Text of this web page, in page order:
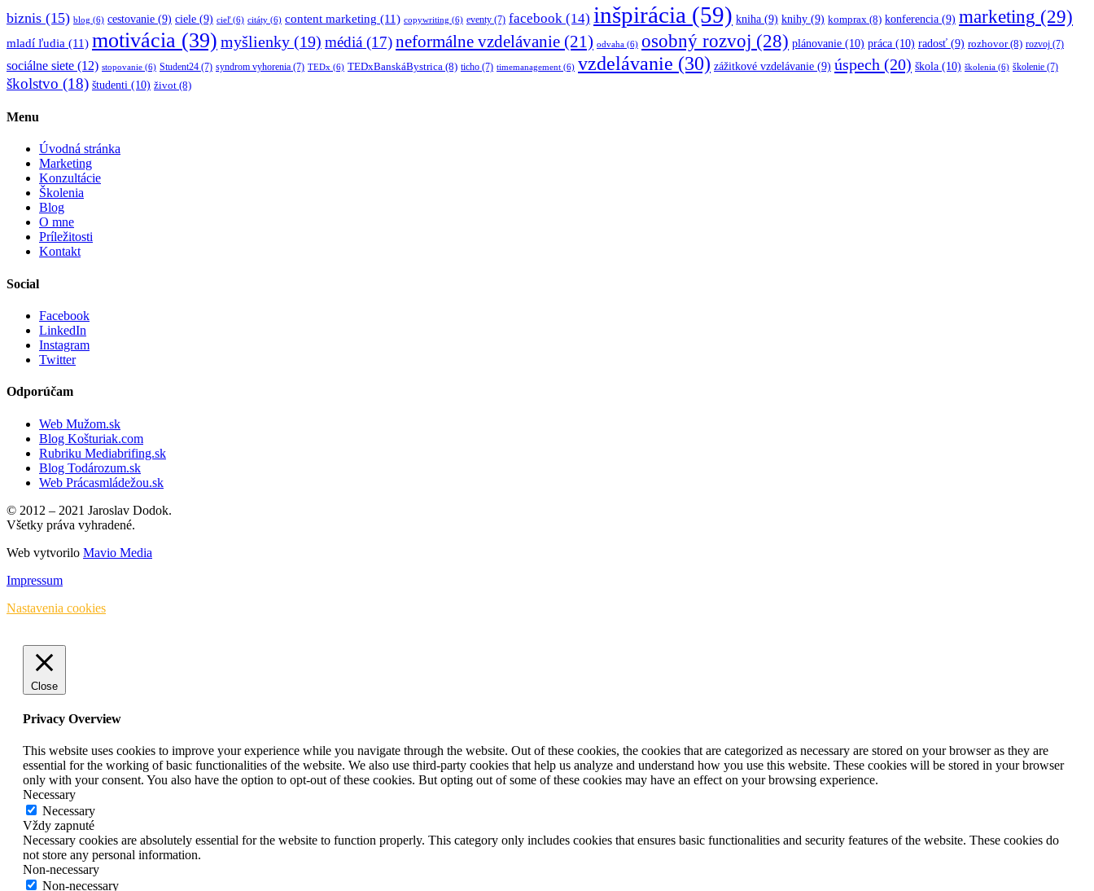
biznis (15) blog (6) cestovanie (9) ciele (9) cieľ(6) citáty (6) content marketing (11) copywriting (6) eventy (7) facebook (14) inšpirácia (59) kniha (9) knihy (9) komprax (8) konferencia (9) marketing (29)
mladí ľudia (11) motivácia (39) myšlienky (19) médiá (17)neformálne vzdelávanie (21) odvaha (6) osobný rozvoj (28) plánovanie (10) práca (10) radosť (9) rozhovor(8) rozvoj (7)
sociálne siete (12) stopovanie (6) Student24 (7) syndrom vyhorenia (7) TEDx (6) TEDxBanskáBystrica (8) ticho (7) timemanagement (6) vzdelávanie (30) zážitkové vzdelávanie (9) úspech (20) škola (10) školenia (6) školenie (7)
školstvo (18) študenti (10) život (8)
Menu
Úvodná stránka
Marketing
Konzultácie
Školenia
Blog
O mne
Príležitosti
Kontakt
Social
Facebook
LinkedIn
Instagram
Twitter
Odporúčam
Web Mužom.sk
Blog Košturiak.com
Rubriku Mediabrifing.sk
Blog Todározum.sk
Web Prácasmládežou.sk
© 2012 – 2021 Jaroslav Dodok.
Všetky práva vyhradené.
Web vytvorilo Mavio Media
Impressum
Nastavenia cookies
Close
Privacy Overview
This website uses cookies to improve your experience while you navigate through the website. Out of these cookies, the cookies that are categorized as necessary are stored on your browser as they are
essential for the working of basic functionalities of the website. We also use third-party cookies that help us analyze and understand how you use this website. These cookies will be stored in your browser
only with your consent. You also have the option to opt-out of these cookies. But opting out of some of these cookies may have an effect on your browsing experience.
Necessary
Necessary
Vždy zapnuté
Necessary cookies are absolutely essential for the website to function properly. This category only includes cookies that ensures basic functionalities and security features of the website. These cookies do
not store any personal information.
Non-necessary
Non-necessary